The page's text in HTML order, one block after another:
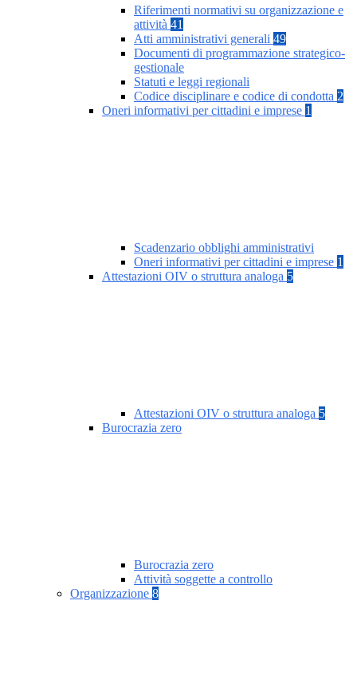
Riferimenti normativi su organizzazione e
attività 41
Atti amministrativi generali 49
Documenti di programmazione strategico-
gestionale
Statuti e leggi regionali
Codice disciplinare e codice di condotta 2
Oneri informativi per cittadini e imprese 1
Scadenzario obblighi amministrativi
Oneri informativi per cittadini e imprese 1
Attestazioni OIV o struttura analoga 5
Attestazioni OIV o struttura analoga 5
Burocrazia zero
Burocrazia zero
Attività soggette a controllo
Organizzazione 8